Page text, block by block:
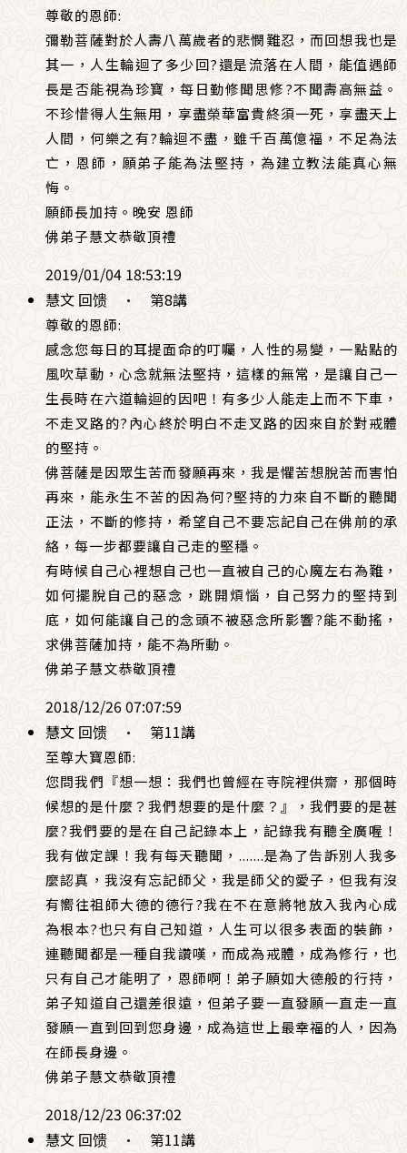
尊敬的恩師:
彌勒菩薩對於人壽八萬歲者的悲憫難忍，而回想我也是
其一，人生輪迴了多少回?還是流落在人間，能值遇師
長是否能視為珍寶，每日勤修聞思修?不聞壽高無益。
不珍惜得人生無用，享盡榮華富貴終須一死，享盡天上
人間，何樂之有?輪迴不盡，雖千百萬億福，不足為法
亡，恩師，願弟子能為法堅持，為建立教法能真心無
悔。
願師長加持。晚安 恩師
佛弟子慧文恭敬頂禮
2019/01/04 18:53:19
慧文 回馈
· 第8講
尊敬的恩師:
感念您每日的耳提面命的叮囑，人性的易變，一點點的
風吹草動，心念就無法堅持，這樣的無常，是讓自己一
生長時在六道輪迴的因吧！有多少人能走上而不下車，
不走叉路的?內心終於明白不走叉路的因來自於對戒體
的堅持。
佛菩薩是因眾生苦而發願再來，我是懼苦想脫苦而害怕
再來，能永生不苦的因為何?堅持的力來自不斷的聽聞
正法，不斷的修持，希望自己不要忘記自己在佛前的承
絡，每一步都要讓自己走的堅穩。
有時候自己心裡想自己也一直被自己的心魔左右為難，
如何擺脫自己的惡念，跳開煩惱，自己努力的堅持到
底，如何能讓自己的念頭不被惡念所影響?能不動搖，
求佛菩薩加持，能不為所動。
佛弟子慧文恭敬頂禮
2018/12/26 07:07:59
慧文 回馈
· 第11講
至尊大寶恩師:
您問我們『想一想：我們也曾經在寺院裡供齋，那個時
候想的是什麼？我們想要的是什麼？』，我們要的是甚
麼?我們要的是在自己記錄本上，記錄我有聽全廣喔！
我有做定課！我有每天聽聞，.......是為了告訴別人我多
麼認真，我沒有忘記師父，我是師父的愛子，但我有沒
有嚮往祖師大德的德行?我在不在意將牠放入我內心成
為根本?也只有自己知道，人生可以很多表面的裝飾，
連聽聞都是一種自我讚嘆，而成為戒體，成為修行，也
只有自己才能明了，恩師啊！弟子願如大德般的行持，
弟子知道自己還差很遠，但弟子要一直發願一直走一直
發願一直到回到您身邊，成為這世上最幸福的人，因為
在師長身邊。
佛弟子慧文恭敬頂禮
2018/12/23 06:37:02
慧文 回馈
· 第11講